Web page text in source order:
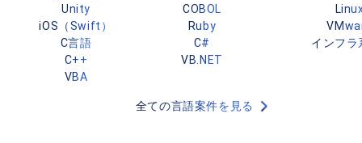
Unity
COBOL
iOS（Swift）
Ruby
C言語
C#
C++
VB.NET
VBA
全ての言語案件を見る
インフラ